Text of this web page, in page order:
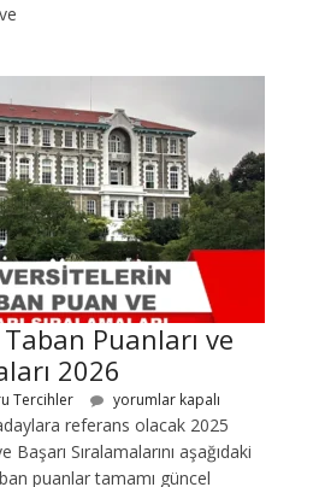
Puanları ve
2026
Tercihler yorumlar kapalı
referans olacak 2025
Sıralamalarını aşağıdaki
puanlar tamamı güncel